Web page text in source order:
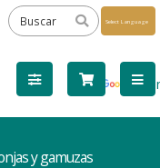
by
y gamuzas